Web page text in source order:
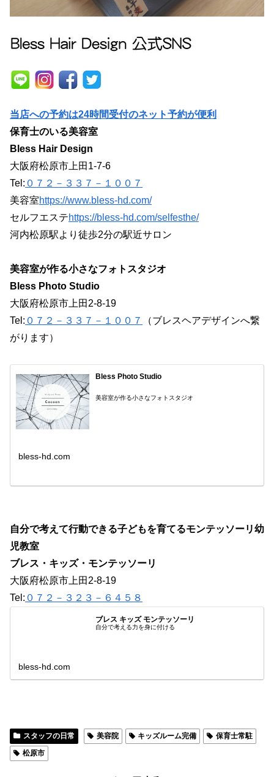
当店への予約は24時間受付のネット予約が便利
保育士のいる美容室
Bless Hair Design
大阪府松原市上田1-7-6
Tel: ０７２－３３７－１００７
美容室https://www.bless-hd.com/
セルフエステhttps://bless-hd.com/selfesthe/
河内松原駅より徒歩2分の駅近サロン
美容室が作る小さなフォトスタジオ
Bless Photo Studio
大阪府松原市上田2-8-19
Tel: ０７２－３３７－１００７
（ブレスヘアデザインへ繋
がります）
Bless Photo Studio
美容室が作る小さなフォトスタジオ
bless-hd.com
自分で考えて行動できる子どもを育てるモンテッソーリ幼
児教室
ブレス・キッズ・モンテッソーリ
大阪府松原市上田2-8-19
Tel: ０７２－３２３－６４５８
ブレス キッズ モンテッソーリ
自分で考える力を身に付ける
bless-hd.com
スタッフの日常 美容院 キッズルーム完備
保育士常駐
松原市